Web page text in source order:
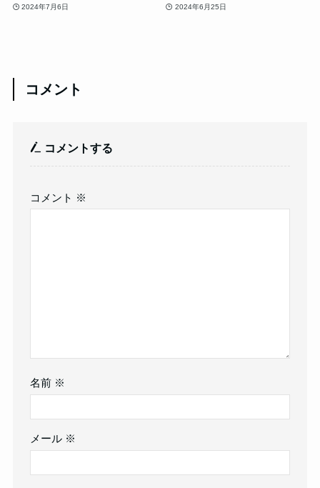
2024年7月6日 2024年6月25日
コメント
コメントする
コメント ※
名前 ※
メール ※